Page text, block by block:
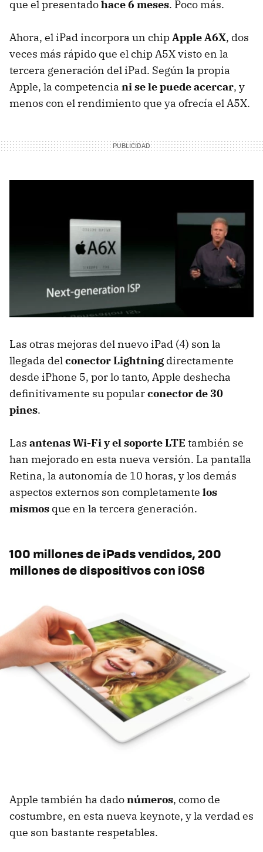
que el presentadohace 6 meses. Poco más.
Ahora, el iPad incorpora un chipApple A6X, dos
veces más rápido que el chip A5X visto en la
tercera generación del iPad. Según la propia
Apple, la competencia ni se le puede acercar, y
menos con el rendimiento que ya ofrecía el A5X.
Las otras mejoras del nuevo iPad (4) son la
llegada delconector Lightningdirectamente
desde iPhone 5, por lo tanto, Apple deshecha
definitivamente su popularconector de 30
pines.
Las antenas Wi-Fi y el soporteLTE también se
han mejorado en esta nueva versión. La pantalla
Retina, la autonomía de 10 horas, y los demás
aspectos externos son completamente los
mismos que en la tercera generación.
100 millones de iPads vendidos, 200
millones de dispositivos con iOS6
Apple también ha dadonúmeros, como de
costumbre, en esta nueva keynote, y la verdad es
que son bastante respetables.